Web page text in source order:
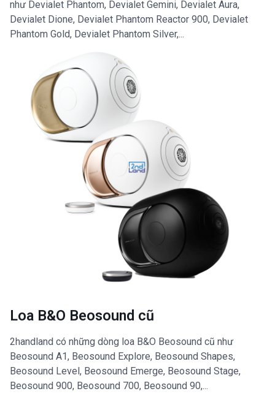
như Devialet Phantom, Devialet Gemini, Devialet Aura,
Devialet Dione, Devialet Phantom Reactor 900, Devialet
Phantom Gold, Devialet Phantom Silver,...
Loa B&O Beosound cũ
2handland có những dòng loa B&O Beosound cũ như
Beosound A1, Beosound Explore, Beosound Shapes,
Beosound Level, Beosound Emerge, Beosound Stage,
Beosound 900, Beosound 700, Beosound 90,...